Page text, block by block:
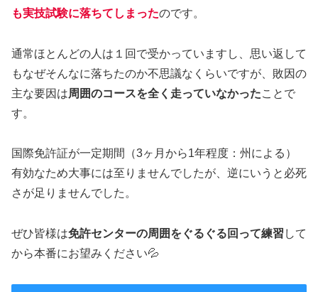
も実技試験に落ちてしまったのです。
通常ほとんどの人は１回で受かっていますし、思い返して
もなぜそんなに落ちたのか不思議なくらいですが、敗因の
主な要因は周囲のコースを全く走っていなかったことで
す。
国際免許証が一定期間（3ヶ月から1年程度：州による）
有効なため大事には至りませんでしたが、逆にいうと必死
さが足りませんでした。
ぜひ皆様は免許センターの周囲をぐるぐる回って練習 して
から本番にお望みください💦